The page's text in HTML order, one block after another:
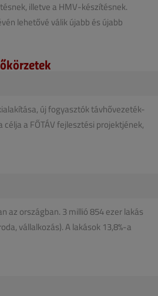
illetve a HMV-készítésnek.
lehetővé válik újabb és újabb
új fogyasztók távhővezeték-
a FŐTÁV fejlesztési projektjének,
az országban. 3 millió 854 ezer lakás
vállalkozás). A lakások 13,8%-a